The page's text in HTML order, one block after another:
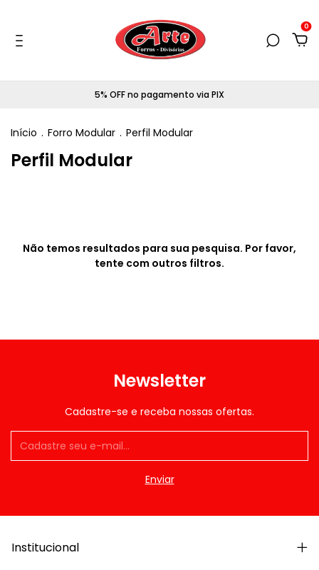
0
5% OFF no pagamento via PIX
Início . Forro Modular . Perfil Modular
Perfil Modular
Não temos resultados para sua pesquisa. Por favor,
tente com outros filtros.
Newsletter
Cadastre-se e receba nossas ofertas.
Institucional